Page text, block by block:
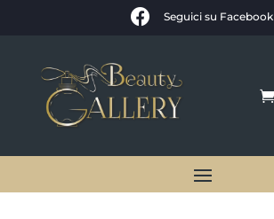
 Seguici su Facebook